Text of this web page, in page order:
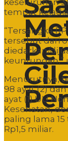
tempat
“Tersangka
tersebut dari
diedarkan/
keuntungan,”
Menurutnya,
98 ayat (2) dan
ayat (1) UU
Kesehatan,
paling lama
Rp1,5 miliar.